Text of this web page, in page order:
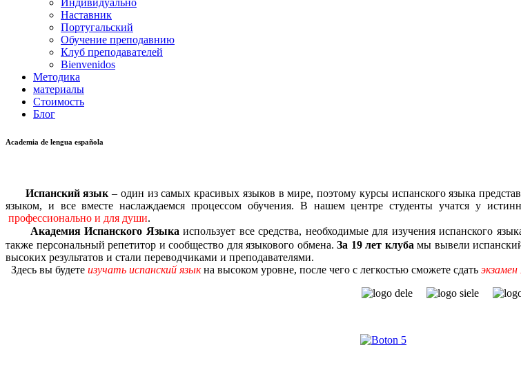
Индивидуально
Наставник
Португальский
Обучение преподавнию
Клуб преподавателей
Bienvenidos
Методика
материалы
Стоимость
Блог
Academia de lengua española
Испанский язык – один из самых красивых языков в мире, поэтому курсы испанского языка
языком, и все вместе наслаждаемся процессом обучения. В нашем центре студенты учатся у
профессионально и для души.
Академия Испанского Языка использует все средства, необходимые для изучения испанского
также персональный репетитор и сообщество для языкового обмена.За 19 лет клуба мы вывели
высоких результатов и стали переводчиками и преподавателями.
Здесь вы будете изучать испанский языкна высоком уровне, после чего с легкостью сможете сдать